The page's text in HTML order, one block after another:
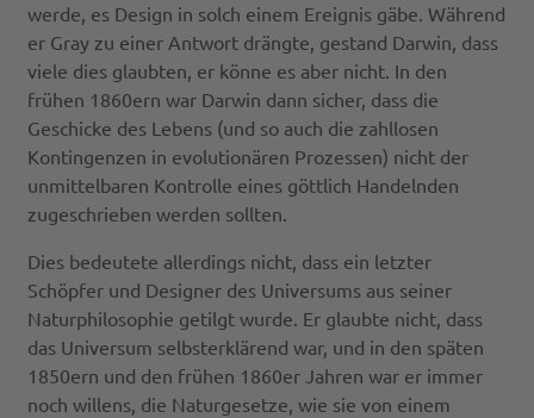
werde, es Design in solch einem Ereignis gäbe. Während
er Gray zu einer Antwort drängte, gestand Darwin, dass
viele dies glaubten, er könne es aber nicht. In den
frühen 1860ern war Darwin dann sicher, dass die
Geschicke des Lebens (und so auch die zahllosen
Kontingenzen in evolutionären Prozessen) nicht der
unmittelbaren Kontrolle eines göttlich Handelnden
zugeschrieben werden sollten.
Dies bedeutete allerdings nicht, dass ein letzter
Schöpfer und Designer des Universums aus seiner
Naturphilosophie getilgt wurde. Er glaubte nicht, dass
das Universum selbsterklärend war, und in den späten
1850ern und den frühen 1860er Jahren war er immer
noch willens, die Naturgesetze, wie sie von einem